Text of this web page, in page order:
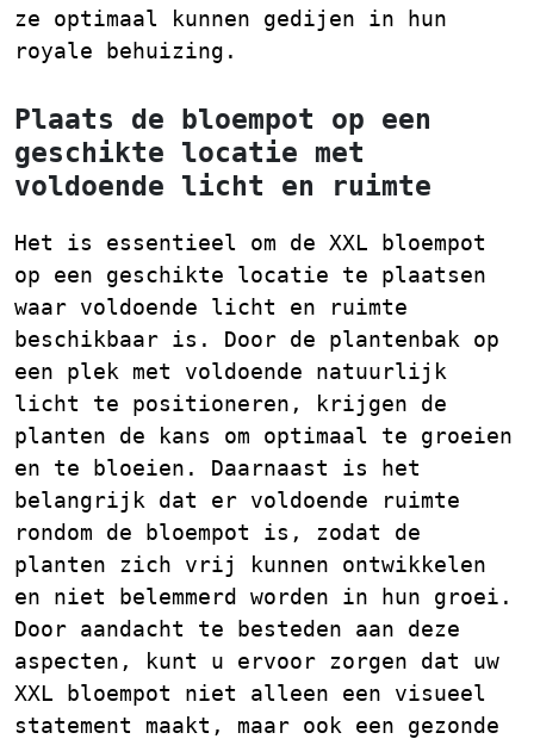
ze optimaal kunnen gedijen in hun
royale behuizing.
Plaats de bloempot op een
geschikte locatie met
voldoende licht en ruimte
Het is essentieel om de XXL bloempot
op een geschikte locatie te plaatsen
waar voldoende licht en ruimte
beschikbaar is. Door de plantenbak op
een plek met voldoende natuurlijk
licht te positioneren, krijgen de
planten de kans om optimaal te groeien
en te bloeien. Daarnaast is het
belangrijk dat er voldoende ruimte
rondom de bloempot is, zodat de
planten zich vrij kunnen ontwikkelen
en niet belemmerd worden in hun groei.
Door aandacht te besteden aan deze
aspecten, kunt u ervoor zorgen dat uw
XXL bloempot niet alleen een visueel
statement maakt, maar ook een gezonde